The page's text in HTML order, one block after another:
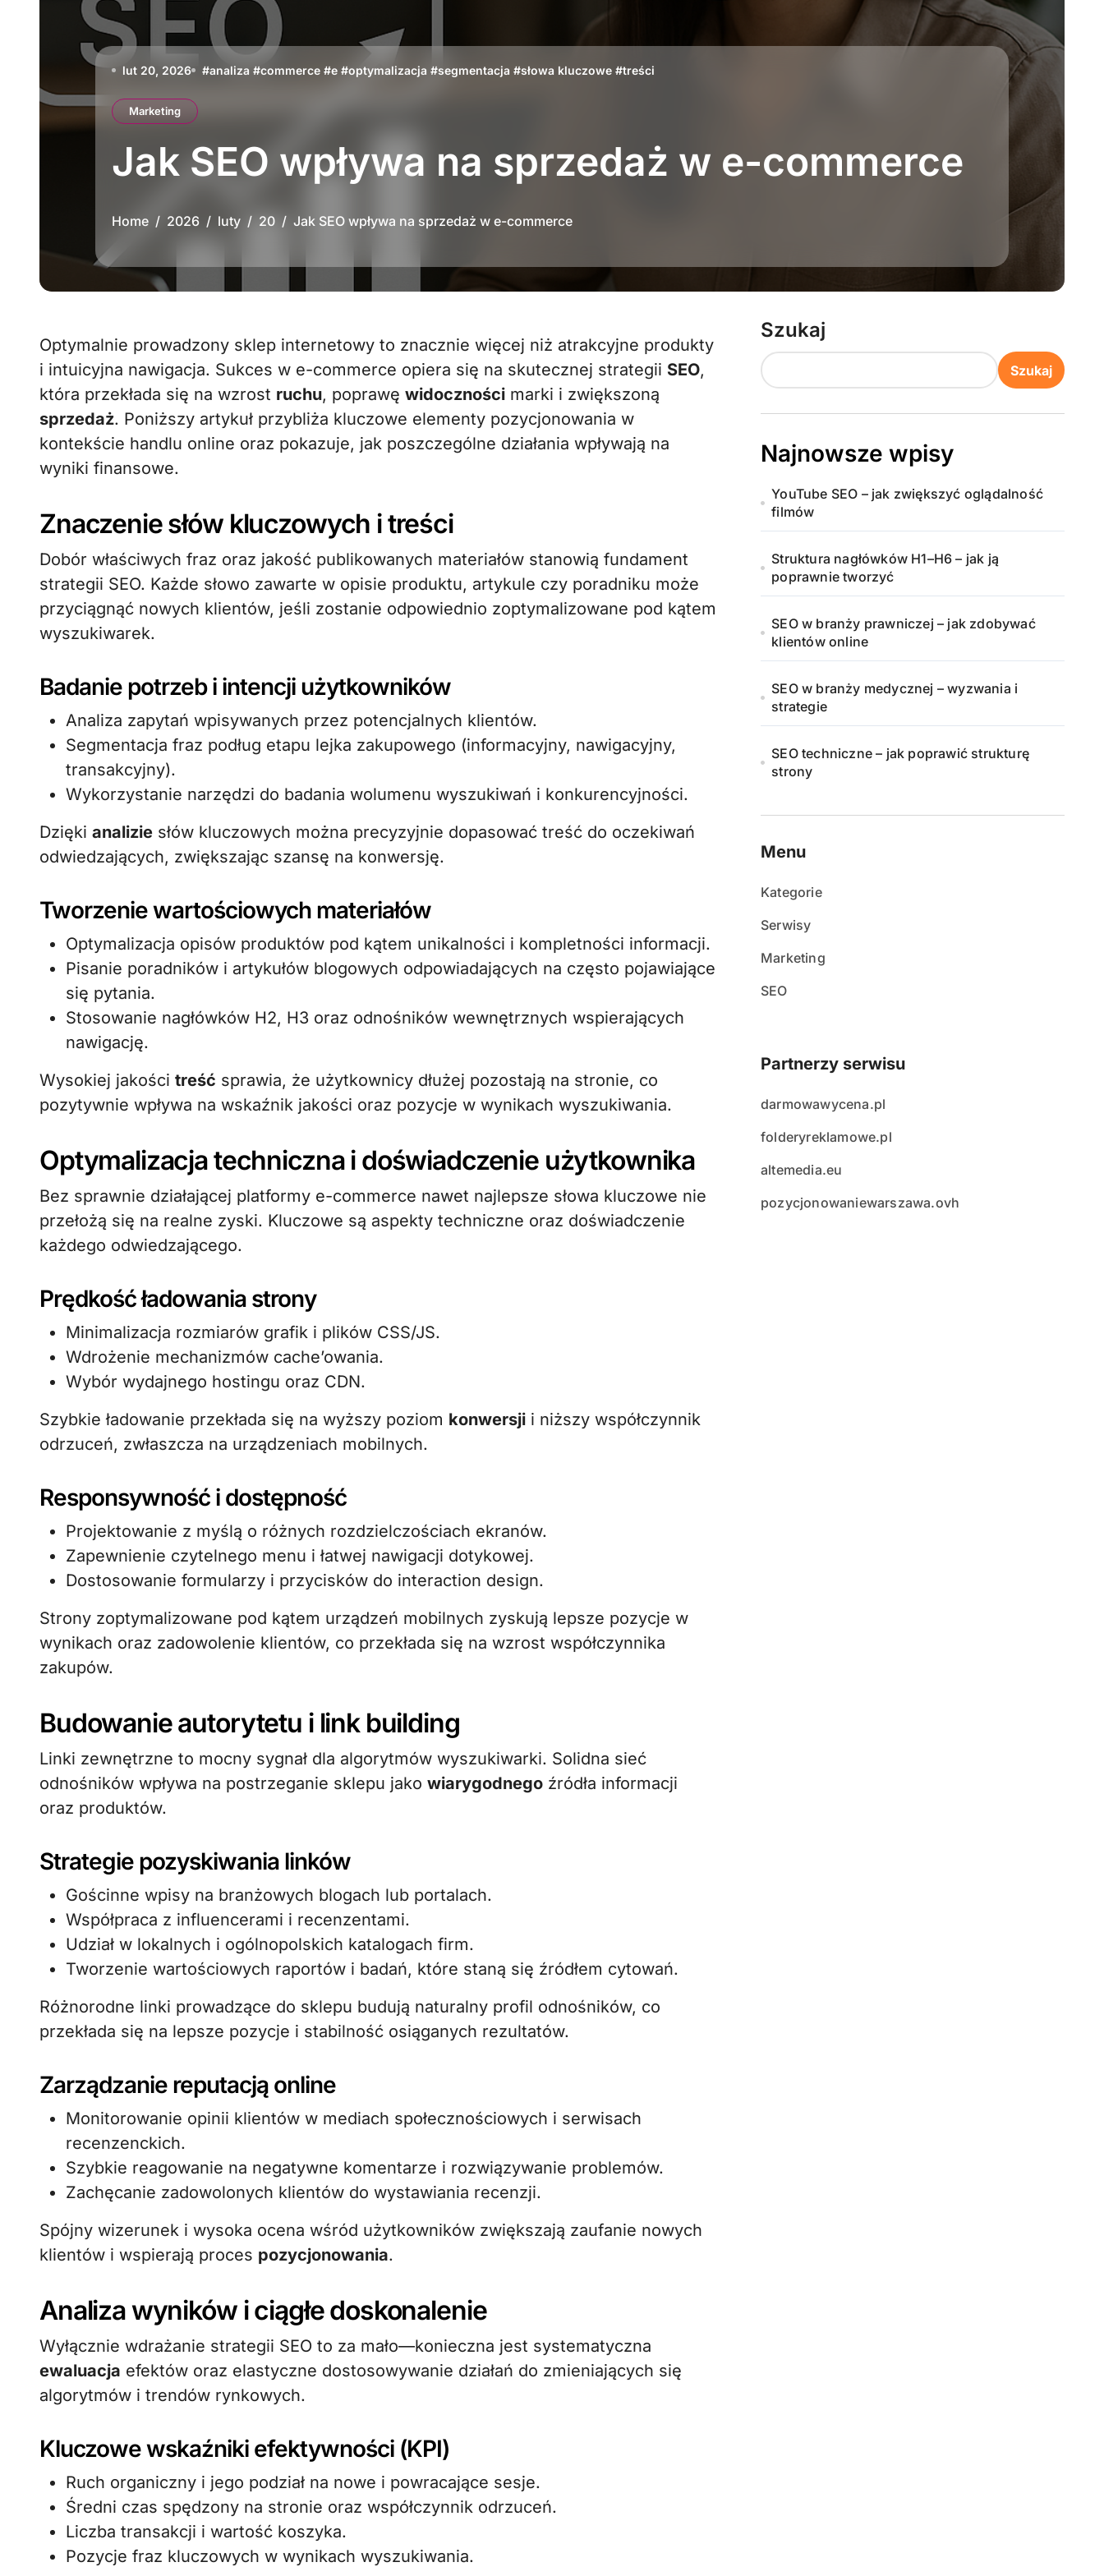
lut 20, 2026 #analiza #commerce #e #optymalizacja #segmentacja #słowa kluczowe #treści
Marketing
Jak SEO wpływa na sprzedaż w e-commerce
Home 2026 luty 20 Jak SEO wpływa na sprzedaż w e-commerce
Optymalnie prowadzony sklep internetowy to znacznie więcej niż atrakcyjne produkty
i intuicyjna nawigacja. Sukces w e-commerce opiera się na skutecznej strategii SEO,
która przekłada się na wzrost ruchu, poprawę widoczności marki i zwiększoną
sprzedaż. Poniższy artykuł przybliża kluczowe elementy pozycjonowania w
kontekście handlu online oraz pokazuje, jak poszczególne działania wpływają na
wyniki finansowe.
Znaczenie słów kluczowych i treści
Dobór właściwych fraz oraz jakość publikowanych materiałów stanowią fundament
strategii SEO. Każde słowo zawarte w opisie produktu, artykule czy poradniku może
przyciągnąć nowych klientów, jeśli zostanie odpowiednio zoptymalizowane pod kątem
wyszukiwarek.
Badanie potrzeb i intencji użytkowników
Analiza zapytań wpisywanych przez potencjalnych klientów.
Segmentacja fraz podług etapu lejka zakupowego (informacyjny, nawigacyjny,
transakcyjny).
Wykorzystanie narzędzi do badania wolumenu wyszukiwań i konkurencyjności.
Dzięki analizie słów kluczowych można precyzyjnie dopasować treść do oczekiwań
odwiedzających, zwiększając szansę na konwersję.
Tworzenie wartościowych materiałów
Optymalizacja opisów produktów pod kątem unikalności i kompletności informacji.
Pisanie poradników i artykułów blogowych odpowiadających na często pojawiające
się pytania.
Stosowanie nagłówków H2, H3 oraz odnośników wewnętrznych wspierających
nawigację.
Wysokiej jakości treść sprawia, że użytkownicy dłużej pozostają na stronie, co
pozytywnie wpływa na wskaźnik jakości oraz pozycje w wynikach wyszukiwania.
Optymalizacja techniczna i doświadczenie użytkownika
Bez sprawnie działającej platformy e-commerce nawet najlepsze słowa kluczowe nie
przełożą się na realne zyski. Kluczowe są aspekty techniczne oraz doświadczenie
każdego odwiedzającego.
Prędkość ładowania strony
Minimalizacja rozmiarów grafik i plików CSS/JS.
Wdrożenie mechanizmów cache’owania.
Wybór wydajnego hostingu oraz CDN.
Szybkie ładowanie przekłada się na wyższy poziom konwersji i niższy współczynnik
odrzuceń, zwłaszcza na urządzeniach mobilnych.
Responsywność i dostępność
Projektowanie z myślą o różnych rozdzielczościach ekranów.
Zapewnienie czytelnego menu i łatwej nawigacji dotykowej.
Dostosowanie formularzy i przycisków do interaction design.
Strony zoptymalizowane pod kątem urządzeń mobilnych zyskują lepsze pozycje w
wynikach oraz zadowolenie klientów, co przekłada się na wzrost współczynnika
zakupów.
Budowanie autorytetu i link building
Linki zewnętrzne to mocny sygnał dla algorytmów wyszukiwarki. Solidna sieć
odnośników wpływa na postrzeganie sklepu jako wiarygodnego źródła informacji
oraz produktów.
Strategie pozyskiwania linków
Gościnne wpisy na branżowych blogach lub portalach.
Współpraca z influencerami i recenzentami.
Udział w lokalnych i ogólnopolskich katalogach firm.
Tworzenie wartościowych raportów i badań, które staną się źródłem cytowań.
Różnorodne linki prowadzące do sklepu budują naturalny profil odnośników, co
przekłada się na lepsze pozycje i stabilność osiąganych rezultatów.
Zarządzanie reputacją online
Monitorowanie opinii klientów w mediach społecznościowych i serwisach
recenzenckich.
Szybkie reagowanie na negatywne komentarze i rozwiązywanie problemów.
Zachęcanie zadowolonych klientów do wystawiania recenzji.
Spójny wizerunek i wysoka ocena wśród użytkowników zwiększają zaufanie nowych
klientów i wspierają proces pozycjonowania.
Analiza wyników i ciągłe doskonalenie
Wyłącznie wdrażanie strategii SEO to za mało—konieczna jest systematyczna
ewaluacja efektów oraz elastyczne dostosowywanie działań do zmieniających się
algorytmów i trendów rynkowych.
Kluczowe wskaźniki efektywności (KPI)
Ruch organiczny i jego podział na nowe i powracające sesje.
Średni czas spędzony na stronie oraz współczynnik odrzuceń.
Liczba transakcji i wartość koszyka.
Pozycje fraz kluczowych w wynikach wyszukiwania.
Szukaj
Szukaj
Najnowsze wpisy
YouTube SEO – jak zwiększyć oglądalność
filmów
Struktura nagłówków H1–H6 – jak ją
poprawnie tworzyć
SEO w branży prawniczej – jak zdobywać
klientów online
SEO w branży medycznej – wyzwania i
strategie
SEO techniczne – jak poprawić strukturę
strony
Menu
Kategorie
Serwisy
Marketing
SEO
Partnerzy serwisu
darmowawycena.pl
folderyreklamowe.pl
altemedia.eu
pozycjonowaniewarszawa.ovh